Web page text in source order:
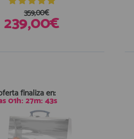
239,00€
359,00€
finaliza en:
01h:27m:42s